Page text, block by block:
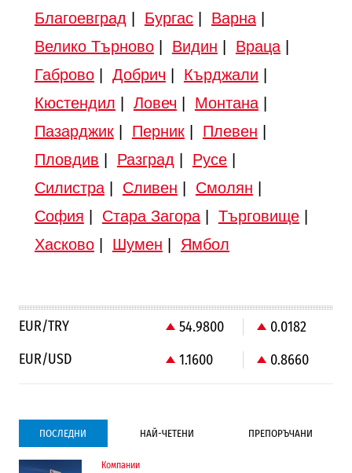
Благоевград Бургас| Варна|
Велико Търново| Видин Враца|
Габрово| Добрич Кърджали
Кюстендил
Ловеч Монтана|
Пазарджик| Перник| Плевен
Пловдив
Разград Русе|
Силистра| Сливен Смолян
София
Стара Загора| Търговище|
Хасково| Шумен Ямбол
EUR/TRY 54.9800
0.0182
EUR/USD
1.1600 0.8660
ПОСЛЕДНИ НАЙ-ЧЕТЕНИ ПРЕПОРЪЧАНИ
Компании
Градоустройство
Компании